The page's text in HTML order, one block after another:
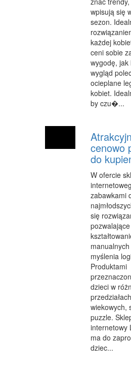
INNE
WIGOR
IMPREZY
HOBBY
ZAJĘCIA SPORTOWE I
RESTAURACJE,
ADWOKACI,
SPRZĄTANIE,
SERWIS
OPIEKA
INNE
KURIER,
WYCIECZKI
HOTELE I
wpisują się
sezon.
każdej
ceni sobie
wygodę, jak
wygląd
ocieplane
kobiet.
by czu�...
cenowo
do
W ofercie
zabawkami
się
myślenia
Produktami
dzieci w
przedziałach
wiekowych,
puzzle.
internetowy
ma do
dziec...